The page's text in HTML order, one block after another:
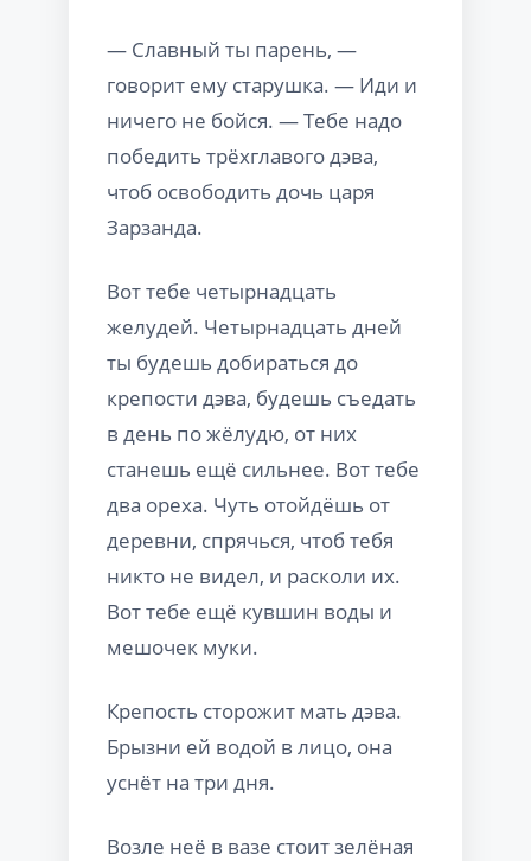
— Славный ты парень, —
говорит ему старушка. — Иди и
ничего не бойся. — Тебе надо
победить трёхглавого дэва,
чтоб освободить дочь царя
Зарзанда.
Вот тебе четырнадцать
желудей. Четырнадцать дней
ты будешь добираться до
крепости дэва, будешь съедать
в день по жёлудю, от них
станешь ещё сильнее. Вот тебе
два ореха. Чуть отойдёшь от
деревни, спрячься, чтоб тебя
никто не видел, и расколи их.
Вот тебе ещё кувшин воды и
мешочек муки.
Крепость сторожит мать дэва.
Брызни ей водой в лицо, она
уснёт на три дня.
Возле неё в вазе стоит зелёная